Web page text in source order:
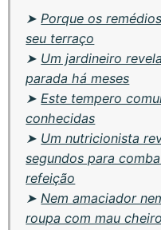
➤ Porque os
seu terraço
➤ Um jardineiro
parada há meses
➤ Este tempero
conhecidas
➤ Um nutricionista
segundos para
refeição
➤ Nem amaciador
roupa com mau cheiro